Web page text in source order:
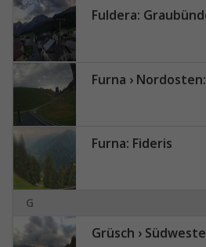
Fuldera:
Furna › Nordosten:
Furna: Fideris
G
Grüsch › Südwesten: Fanas Seilbahn,